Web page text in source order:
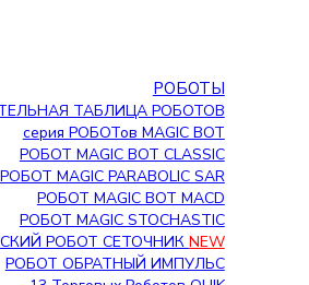
РОБОТЫ
ТАБЛИЦА РОБОТОВ
серия РОБОТов MAGIC BOT
РОБОТ MAGIC BOT CLASSIC
РОБОТ MAGIC PARABOLIC SAR
РОБОТ MAGIC BOT MACD
РОБОТ MAGIC STOCHASTIC
РОБОТ СЕТОЧНИК NEW
РОБОТ ОБРАТНЫЙ ИМПУЛЬС